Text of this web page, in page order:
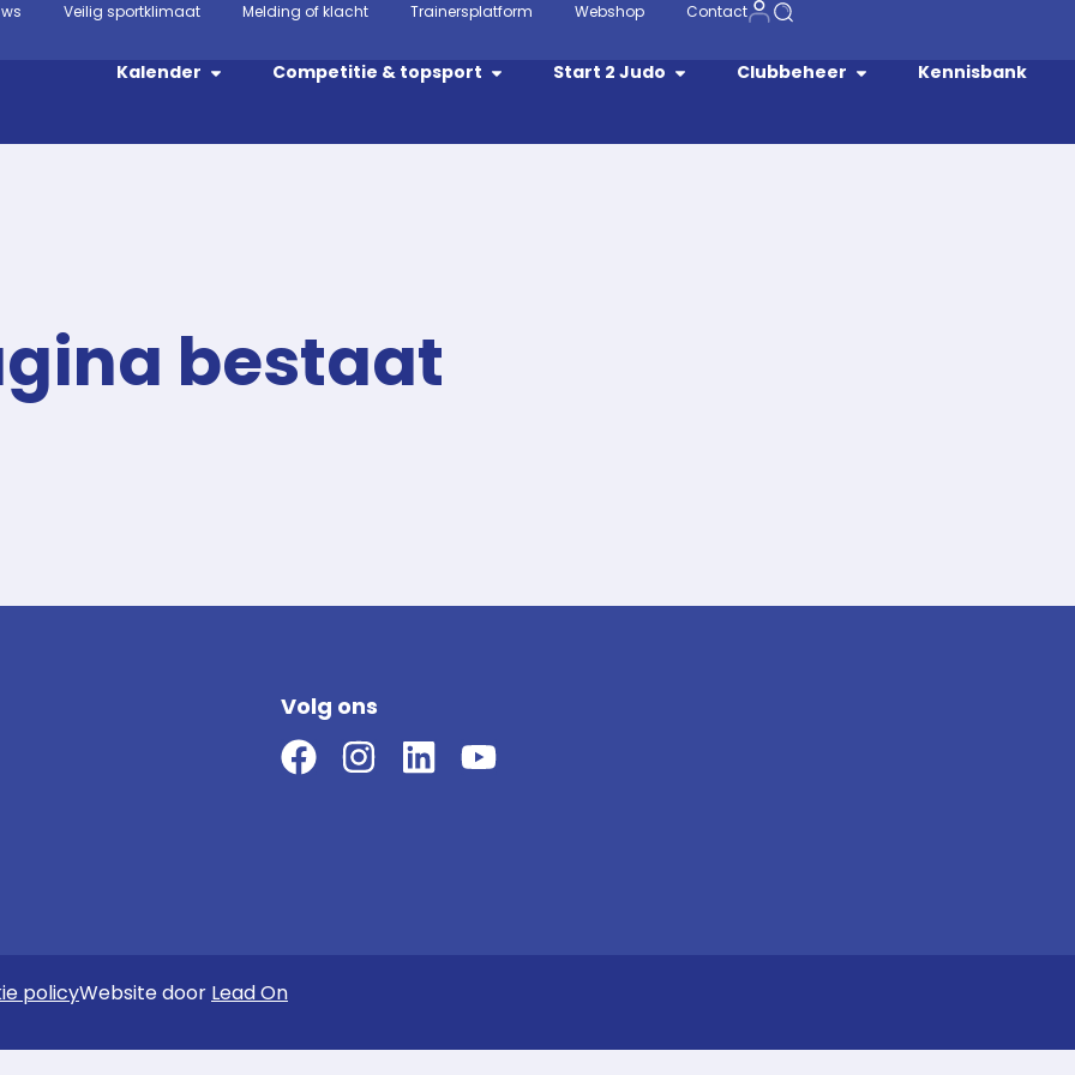
Veilig sportklimaat Melding of klacht Trainersplatform Webshop Contact
Kalender Competitie & topsport Start 2 Judo Clubbeheer Kennisbank
bestaat
Volg ons
policyWebsite door Lead On